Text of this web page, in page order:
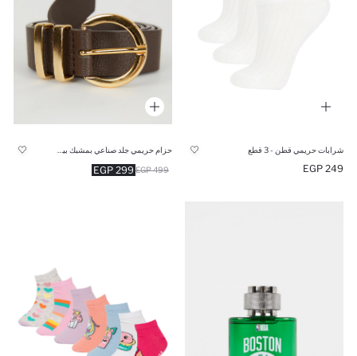
شرابات حريمي قطن - 3 قطع
249 EGP
حزام حريمي جلد صناعي بمشبك بيضاوي
299 EGP 499 EGP